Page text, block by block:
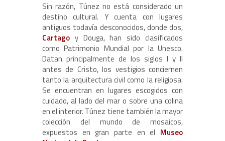
Sin razón, Túnez no está considerado un
destino cultural. Y cuenta con lugares
antiguos todavía desconocidos, donde dos,
Cartago y Douga, han sido clasificados
como Patrimonio Mundial por la Unesco.
Datan principalmente de los siglos I y II
antes de Cristo, los vestigios conciernen
tanto la arquitectura civil como la religiosa.
Se encuentran en lugares escogidos con
cuidado, al lado del mar o sobre una colina
en el interior. Túnez tiene también la mayor
colección del mundo de mosaicos,
expuestos en gran parte en el Museo